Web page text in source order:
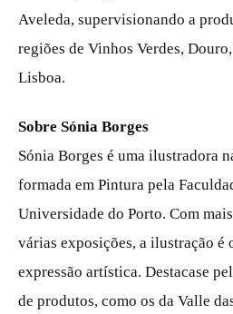
Aveleda, supervisionando a
regiões de Vinhos Verdes,
Lisboa.
Sobre Sónia Borges
Sónia Borges é uma ilustradora
formada em Pintura pela
Universidade do Porto. Com
várias exposições, a ilustração é
expressão artística. Destacase
de produtos, como os da Valle